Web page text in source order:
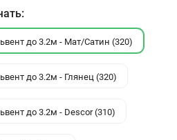
до 3.2м - Мат/Сатин (320)
до 3.2м - Глянец (320)
до 3.2м - Descor (310)